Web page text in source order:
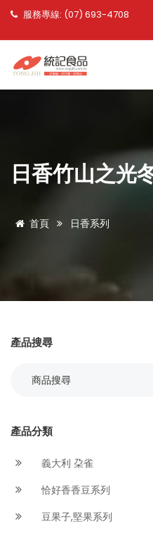
服務專線: (07) 693-4708
日香竹山之光
首頁 日香系列
產品搜尋
產品分類
義大利 朶雀
恰好香香豆系列
豆果子,堅果系列